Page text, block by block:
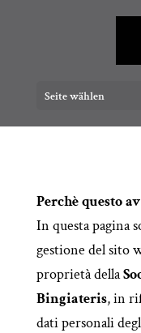
Seite wählen
Perchè questo
In questa pagina
gestione del sito
proprietà della
Bingiateris, in
dati personali